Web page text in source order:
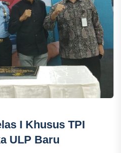
I Khusus TPI
ULP Baru